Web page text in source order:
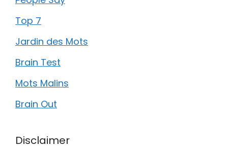
Top 7
Jardin des Mots
Brain Test
Mots Malins
Brain Out
Disclaimer